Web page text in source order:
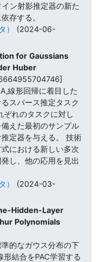
ン射影推定器の新た
存する。
）
(2024-06-
for Gaussians
Huber
線形回帰に着目した
スパース推定タスク
ぞれのタスクに対し
えた最初のサンプル
定器を与える。 技術
における新しい多次
し、他の応用を見出
）
(2024-03-
Hidden-Layer
Polynomials
的なガウス分布の下
結合をPAC学習する